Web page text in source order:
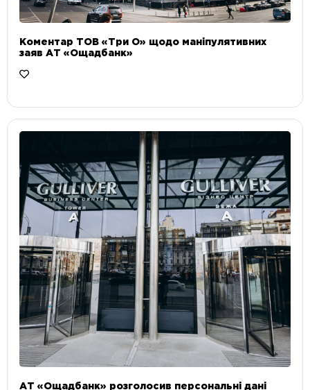
Коментар ТОВ «Три О» щодо маніпулятивних
заяв АТ «Ощадбанк»
АТ «Ощадбанк» розголосив персональні дані